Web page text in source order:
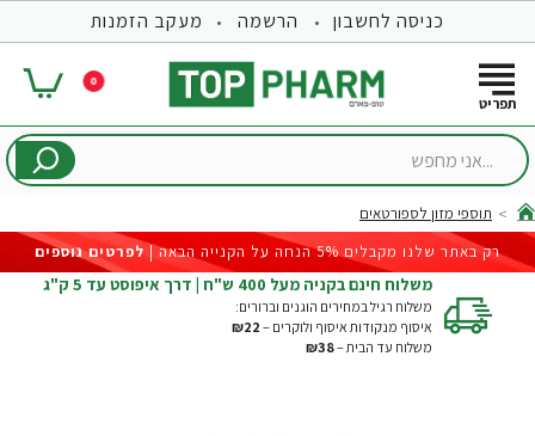
כניסה לחשבון הרשמה מעקב הזמנות
0
...אני
home
תוספי מזון לספורטאים
רק באתר שלנו מקבלים 5% הנחה על הקנייה הבאה |
לפרטים נוספים
משלוח חינם בקניה מעל 400 ש"ח | דרך איפוסט עד 5 ק"ג
משלוח רגיל במחירים הוגנים וברורים:
איסוף מנקודות איסוף ולוקרים – ₪22
משלוח עד הבית –₪38